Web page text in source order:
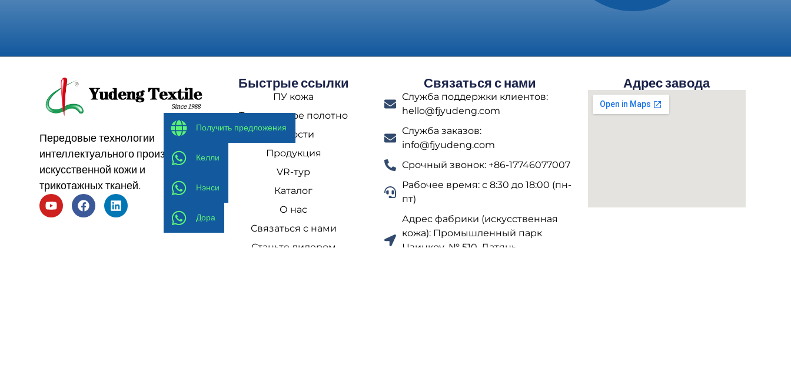
Передовые технологии
интеллектуального производства
искусственной кожи и
трикотажных тканей.
Быстрые ссылки
ПУ кожа
Трикотажное полотно
Новости
Продукция
VR-тур
Каталог
О нас
Связаться с нами
Станьте дилером
Связаться с нами
Служба поддержки клиентов:
hello@fjyudeng.com
Служба заказов:
info@fjyudeng.com
Срочный звонок: +86-17746077007
Рабочее время: с 8:30 до 18:00 (пн-
пт)
Адрес фабрики (искусственная
кожа): Промышленный парк
Цзинкоу, № 510, Датянь,
Адрес завода
Получить предложения
Келли
Нэнси
Дора